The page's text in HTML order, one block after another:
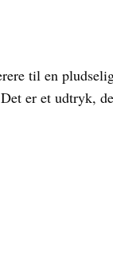
til en
er et udtryk,